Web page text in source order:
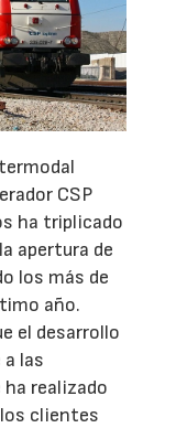
CSP
ha triplicado
apertura de
los más de
año.
el desarrollo
las
ha realizado
clientes